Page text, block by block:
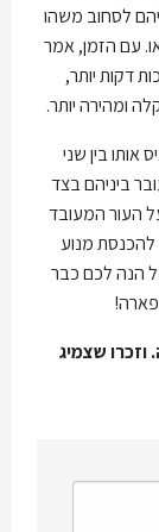
לסחוב משהו
עם הזמן, אמר
דקות יותר,
ומהירה יותר.
אותו בין שני
ביניהם בצד
העור המעובד
מנוע
איזה 5000 שנה, אבל הנה לכם כבר
שצמיג